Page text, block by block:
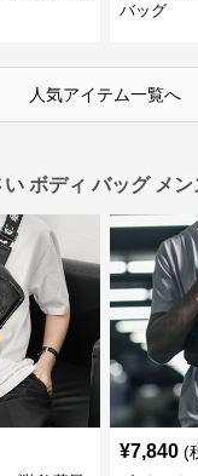
バッグ
人気アイテム一覧へ
ボディ バッグ メ
¥7,840 (